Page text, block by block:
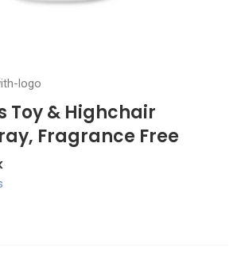
logo
Toy & Highchair
Fragrance Free